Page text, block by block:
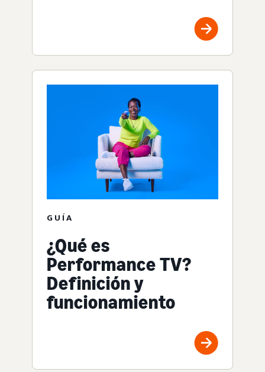
GUÍA
¿Qué es
Performance TV?
Definición y
funcionamiento